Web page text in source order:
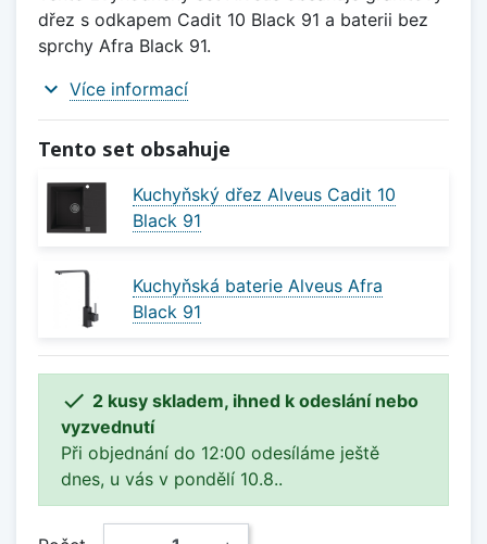
dřez s odkapem Cadit 10 Black 91 a baterii bez
sprchy Afra Black 91.
expand_more Více informací
Tento set obsahuje
Kuchyňský dřez Alveus Cadit 10
Black 91
Kuchyňská baterie Alveus Afra
Black 91
 2 kusy skladem, ihned k odeslání nebo
vyzvednutí
Při objednání do 12:00 odesíláme ještě
dnes, u vás v pondělí 10.8..